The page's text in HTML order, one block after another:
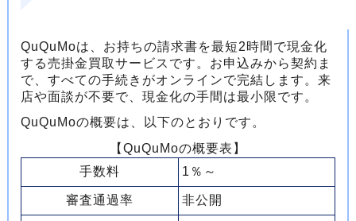
QuQuMoは、お持ちの請求書を最短2時間で現金化
する売掛金買取サービスです。お申込みから契約ま
で、すべての手続きがオンラインで完結します。来
店や面談が不要で、現金化の手間は最小限です。
QuQuMoの概要は、以下のとおりです。
【QuQuMoの概要表】
手数料
1％～
審査通過率 非公開